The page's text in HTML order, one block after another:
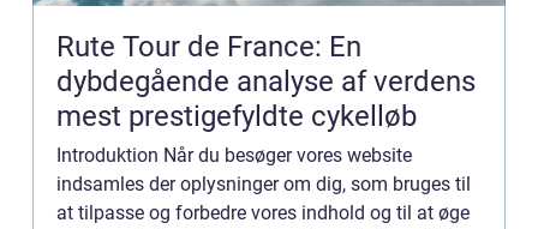
Rute Tour de France: En
dybdegående analyse af verdens
mest prestigefyldte cykelløb
Introduktion Når du besøger vores website
indsamles der oplysninger om dig, som bruges til
at tilpasse og forbedre vores indhold og til at øge